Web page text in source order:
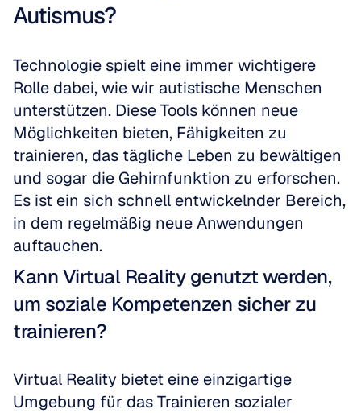
Autismus?
Technologie spielt eine immer wichtigere
Rolle dabei, wie wir autistische Menschen
unterstützen. Diese Tools können neue
Möglichkeiten bieten, Fähigkeiten zu
trainieren, das tägliche Leben zu bewältigen
und sogar die Gehirnfunktion zu erforschen.
Es ist ein sich schnell entwickelnder Bereich,
in dem regelmäßig neue Anwendungen
auftauchen.
Kann Virtual Reality genutzt werden,
um soziale Kompetenzen sicher zu
trainieren?
Virtual Reality bietet eine einzigartige
Umgebung für das Trainieren sozialer